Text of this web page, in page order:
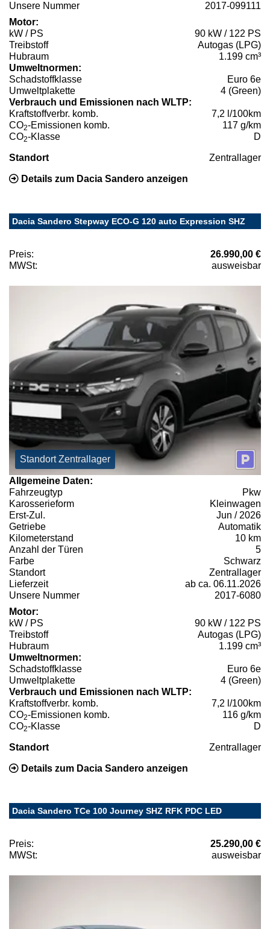
Unsere Nummer
2017-099111
Motor:
kW / PS
90 kW / 122 PS
Treibstoff
Autogas (LPG)
Hubraum
1.199 cm³
Umweltnormen:
Schadstoffklasse
Euro 6e
Umweltplakette
4 (Green)
Verbrauch und Emissionen nach WLTP:
Kraftstoffverbr. komb.
7,2 l/100km
CO2-Emissionen komb.
117 g/km
CO2-Klasse D
Standort Zentrallager
Details zum Dacia Sandero anzeigen
Dacia Sandero Stepway ECO-G 120 auto Expression SHZ
Preis:
26.990,00 €
MWSt:
ausweisbar
Standort Zentrallager
Allgemeine Daten:
Fahrzeugtyp
Pkw
Karosserieform
Kleinwagen
Erst-Zul.
Jun / 2026
Getriebe
Automatik
Kilometerstand
10 km
Anzahl der Türen
5
Farbe
Schwarz
Standort
Zentrallager
Lieferzeit
ab ca. 06.11.2026
Unsere Nummer
2017-6080
Motor:
kW / PS
90 kW / 122 PS
Treibstoff
Autogas (LPG)
Hubraum
1.199 cm³
Umweltnormen:
Schadstoffklasse
Euro 6e
Umweltplakette
4 (Green)
Verbrauch und Emissionen nach WLTP:
Kraftstoffverbr. komb.
7,2 l/100km
CO2-Emissionen komb.
116 g/km
CO2-Klasse D
Standort Zentrallager
Details zum Dacia Sandero anzeigen
Dacia Sandero TCe 100 Journey SHZ RFK PDC LED
Preis:
25.290,00 €
MWSt:
ausweisbar